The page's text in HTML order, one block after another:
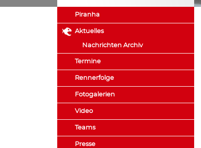
Piranha
Aktuelles
Nachrichten Archiv
Termine
Rennerfolge
Fotogalerien
Video
Teams
Presse